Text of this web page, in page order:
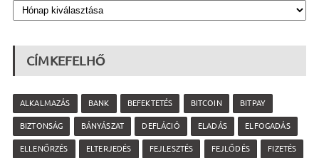
CÍMKEFELHŐ
ALKALMAZÁS BANK BEFEKTETÉS BITCOIN BITPAY
BIZTONSÁG BÁNYÁSZAT DEFLÁCIÓ ELADÁS ELFOGADÁS
ELLENŐRZÉS ELTERJEDÉS FEJLESZTÉS FEJLŐDÉS FIZETÉS